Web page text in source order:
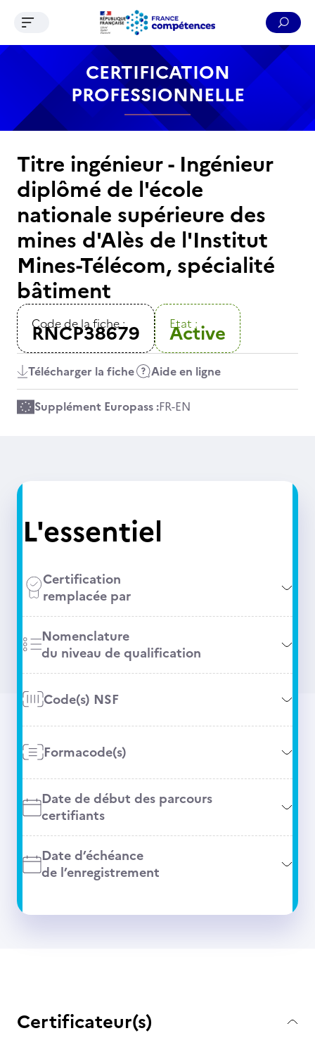
Contenu Recherche Menu Pied de page
Ouvrir le menu de navigation
CERTIFICATION
PROFESSIONNELLE
Titre ingénieur - Ingénieur
diplômé de l'école
nationale supérieure des
mines d'Alès de l'Institut
Mines-Télécom, spécialité
bâtiment
Code de la fiche :
RNCP38679 Etat :
Active
Télécharger la fiche Aide en ligne
Supplément Europass :FR-EN
L'essentiel
Certification
remplacée par
Nomenclature
du niveau de qualification
Code(s) NSF
Formacode(s)
Date de début des parcours
certifiants
Date d’échéance
de l’enregistrement
Certificateur(s)